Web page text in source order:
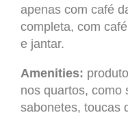
apenas com café
completa, com
e jantar.
Amenities:
nos quartos, como
sabonetes, toucas